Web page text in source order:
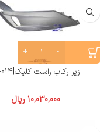
زیر رکاب راست کلیک|cl-014
10,030,000ریال